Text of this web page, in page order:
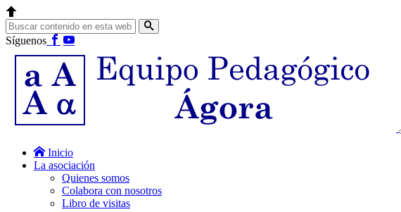
Síguenos
Inicio
La asociación
Quienes somos
Colabora con nosotros
Libro de visitas